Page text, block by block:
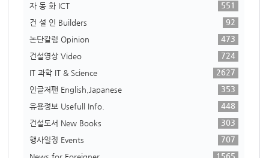
자 동 화 ICT
551
건 설 인 Builders
92
논단칼럼 Opinion
473
건설영상 Video
724
IT 과학 IT & Science
2627
인글저팬 English,Japanese
353
유용정보 Usefull Info.
448
건설도서 New Books
303
행사일정 Events
707
1565